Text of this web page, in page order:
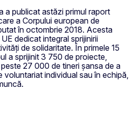
a publicat astăzi primul raport
a Corpului european de
în octombrie 2018. Acesta
dedicat integral sprijinirii
de solidaritate. În primele 15
a sprijinit 3 750 de proiecte,
27 000 de tineri șansa de a
individual sau în echipă,